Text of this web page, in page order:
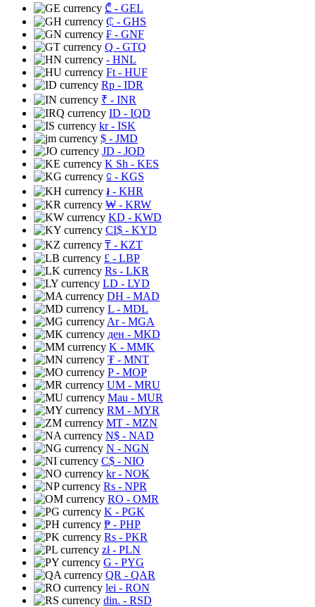
₾ - GEL
₵ - GHS
₣ - GNF
Q - GTQ
- HNL
Ft - HUF
Rp - IDR
₹ - INR
ID - IQD
kr- ISK
$ - JMD
JD - JOD
K Sh - KES
⃀ - KGS
៛ - KHR
₩ - KRW
KD - KWD
CI$ - KYD
₸ - KZT
£ - LBP
Rs - LKR
LD - LYD
DH - MAD
L - MDL
Ar- MGA
ден - MKD
K - MMK
₮ - MNT
P- MOP
UM - MRU
Mau - MUR
RM - MYR
MT - MZN
N$ - NAD
N - NGN
C$ - NIO
kr- NOK
Rs - NPR
RO - OMR
K - PGK
₱ - PHP
Rs - PKR
zł- PLN
G - PYG
QR - QAR
lei - RON
din. - RSD